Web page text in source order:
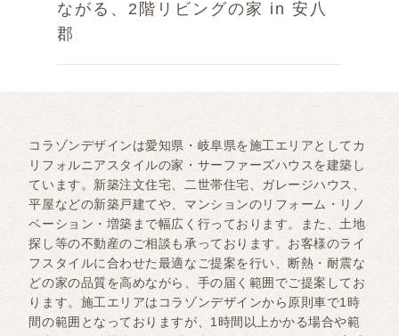
ながる、2階リビングの家 in 安八
郡
コラゾンデザインは愛知県・岐阜県を施工エリアとしてカ
リフォルニアスタイルの家・サーファーズハウスを建築し
ています。新築注文住宅、二世帯住宅、ガレージハウス、
平屋などの新築戸建てや、マンションのリフォーム・リノ
ベーション・増築まで幅広く行っております。また、土地
探し等の不動産のご相談も承っております。お客様のライ
フスタイルに合わせた最適なご提案を行い、断熱・耐震な
どの家の品質を高めながら、手の届く範囲でご提案してお
ります。施工エリアはコラゾンデザインから原則車で1時
間の範囲となっておりますが、1時間以上かかる場合や範